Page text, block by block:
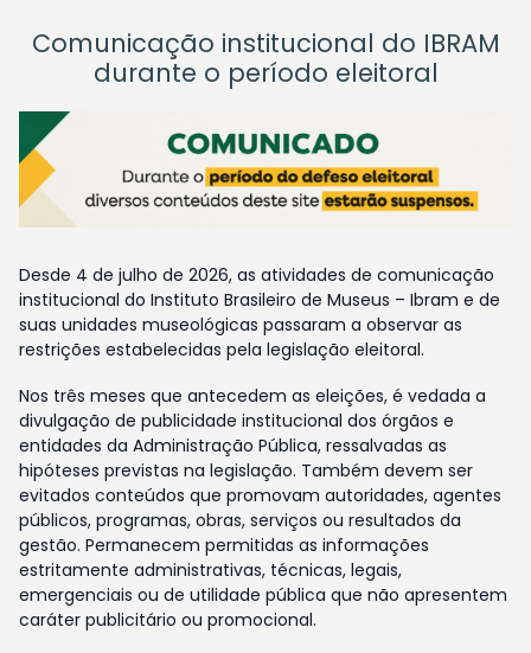
Comunicação institucional do IBRAM
durante o período eleitoral
Desde 4 de julho de 2026, as atividades de comunicação
institucional do Instituto Brasileiro de Museus – Ibram e de
suas unidades museológicas passaram a observar as
restrições estabelecidas pela legislação eleitoral.
Nos três meses que antecedem as eleições, é vedada a
divulgação de publicidade institucional dos órgãos e
entidades da Administração Pública, ressalvadas as
hipóteses previstas na legislação. Também devem ser
evitados conteúdos que promovam autoridades, agentes
públicos, programas, obras, serviços ou resultados da
gestão. Permanecem permitidas as informações
estritamente administrativas, técnicas, legais,
emergenciais ou de utilidade pública que não apresentem
caráter publicitário ou promocional.